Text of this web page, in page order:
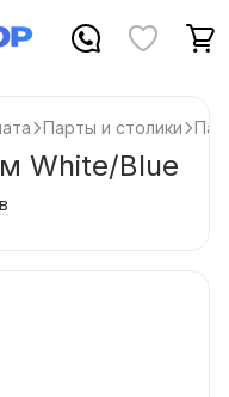
Парты и столики
White/Blue